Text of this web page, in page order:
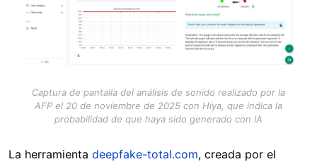
Captura de pantalla del análisis de sonido realizado por la
AFP el 20 de noviembre de 2025 con Hiya, que indica la
probabilidad de que haya sido generado con IA
La herramienta deepfake-total.com, creada por el